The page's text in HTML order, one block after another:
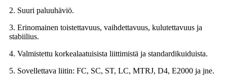
2. Suuri paluuhäviö.
3. Erinomainen toistettavuus, vaihdettavuus, kulutettavuus ja
stabiilius.
4. Valmistettu korkealaatuisista liittimistä ja standardikuiduista.
5. Sovellettava liitin: FC, SC, ST, LC, MTRJ, D4, E2000 ja jne.